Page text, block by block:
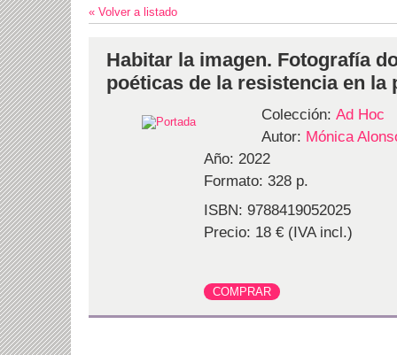
« Volver a listado
Habitar la imagen. Fotografía
poéticas de la resistencia en la
Colección: Ad Hoc
Autor: Mónica
Año: 2022
Formato: 328 p.
ISBN: 9788419052025
Precio: 18 € (IVA incl.)